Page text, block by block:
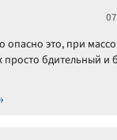
опасно это, при
просто бдительный и